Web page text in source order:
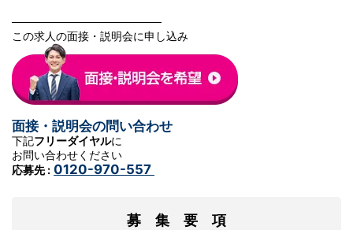
───────────────────
この求人の面接・説明会に申し込み
面接・説明会の問い合わせ
下記フリーダイヤルに
お問い合わせください
応募先 : 0120-970-557
募 集 要 項